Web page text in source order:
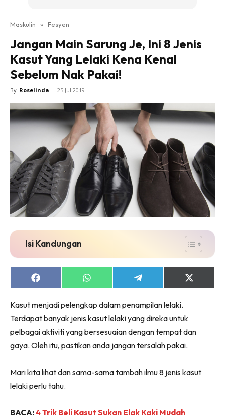
Maskulin » Fesyen
Jangan Main Sarung Je, Ini 8 Jenis
Kasut Yang Lelaki Kena Kenal
Sebelum Nak Pakai!
By Roselinda - 25 Jul 2019
Isi Kandungan
Share
on
Share
on
Share
on
Share
on
Kasut menjadi pelengkap dalam penampilan lelaki.
Terdapat banyak jenis kasut lelaki yang direka untuk
pelbagai aktiviti yang bersesuaian dengan tempat dan
gaya. Oleh itu, pastikan anda jangan tersalah pakai.
Mari kita lihat dan sama-sama tambah ilmu 8 jenis kasut
lelaki perlu tahu.
BACA:4 Trik Beli Kasut Sukan Elak Kaki Mudah